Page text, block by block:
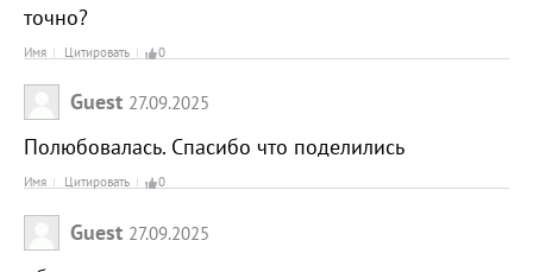
точно?
Имя Цитировать 0
Guest 27.09.2025
Полюбовалась. Спасибо что поделились
Имя Цитировать 0
Guest 27.09.2025